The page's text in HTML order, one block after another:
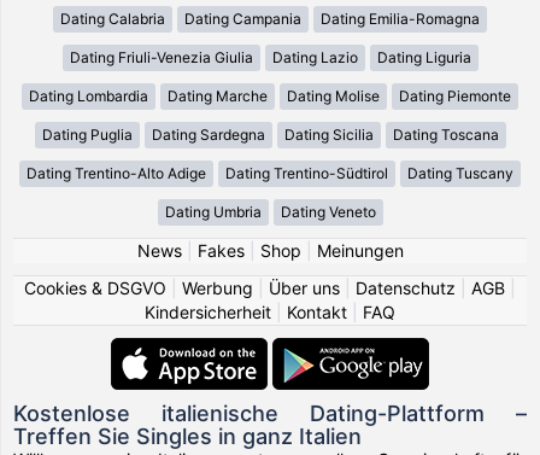
Dating Calabria Dating Campania Dating Emilia-Romagna
Dating Friuli-Venezia Giulia Dating Lazio Dating Liguria
Dating Lombardia Dating Marche Dating Molise Dating Piemonte
Dating Puglia Dating Sardegna Dating Sicilia Dating Toscana
Dating Trentino-Alto Adige Dating Trentino-Südtirol Dating Tuscany
Dating Umbria Dating Veneto
News| Fakes| Shop
Meinungen
Cookies & DSGVO
Werbung Über uns Datenschutz AGB
Kindersicherheit
Kontakt FAQ
Kostenlose italienische Dating-Plattform –
Treffen Sie Singles in ganz Italien